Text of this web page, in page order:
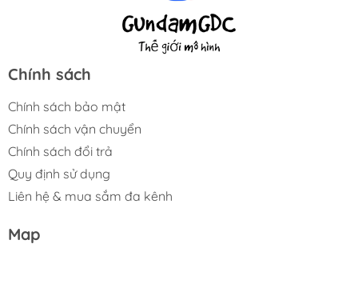
Chính sách
Chính sách bảo mật
Chính sách vận chuyển
Chính sách đổi trả
Quy định sử dụng
Liên hệ & mua sắm đa kênh
Map